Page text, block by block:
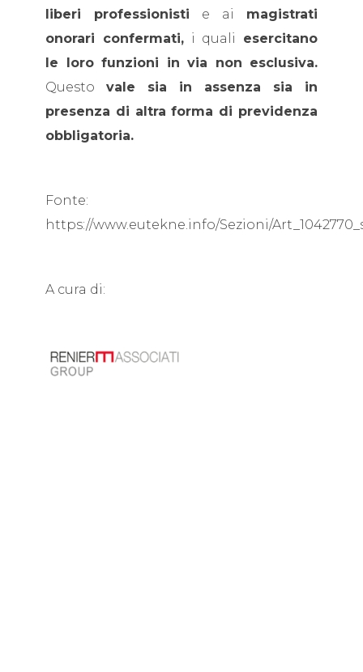
liberi professionisti e ai magistrati
onorari confermati,i quali esercitano
le loro funzioni in via non esclusiva.
Questo vale sia in assenza sia in
presenza di altra forma di previdenza
obbligatoria.
Fonte:
https://www.eutekne.info/Sezioni/
A cura di: